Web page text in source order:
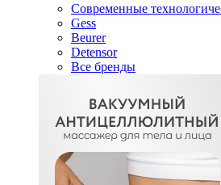
Современные
Gess
Beurer
Detensor
Все бренды